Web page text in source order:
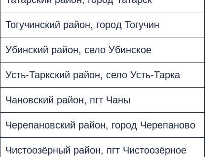
Тогучинский район, город Тогучин
Убинский район, село Убинское
Усть-Таркский район, село Усть-Тарка
Чановский район, пгт Чаны
Черепановский район, город Черепаново
Чистоозёрный район, пгт Чистоозёрное